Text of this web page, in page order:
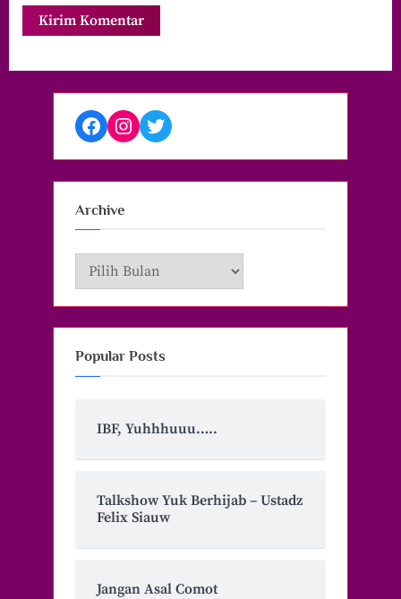
Facebook
Instagram
Twitter
Archive
Archive
Popular Posts
IBF, Yuhhhuuu…..
Talkshow Yuk Berhijab – Ustadz
Felix Siauw
Jangan Asal Comot